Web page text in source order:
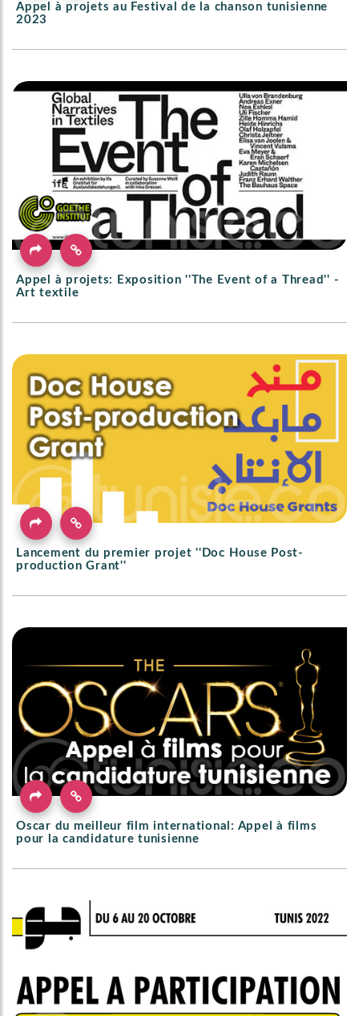
Appel à projets au Festival de la chanson tunisienne
2023
Appel à projets: Exposition ''The Event of a Thread'' -
Art textile
Lancement du premier projet ''Doc House Post-
production Grant''
Oscar du meilleur film international: Appel à films
pour la candidature tunisienne